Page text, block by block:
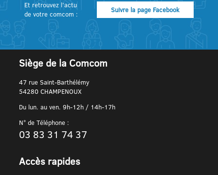
Et retrouvez l’actu
de votre comcom :
Suivre la page Facebook
Siège de la Comcom
47 rue Saint-Barthélémy
54280 CHAMPENOUX
Du lun. au ven. 9h-12h / 14h-17h
N° de Téléphone :
03 83 31 74 37
Accès rapides